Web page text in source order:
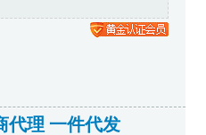
代理 一件代发